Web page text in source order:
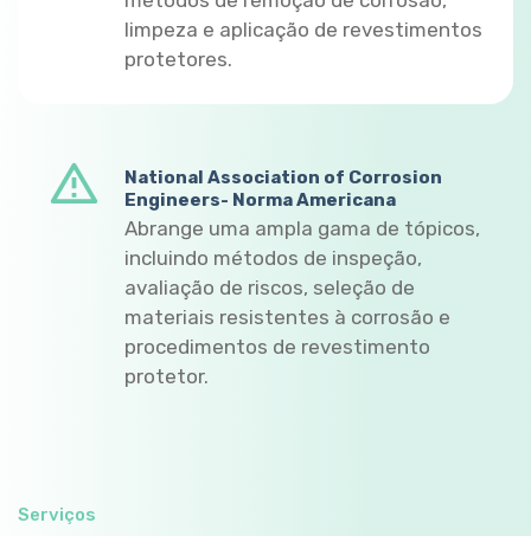
limpeza e aplicação de revestimentos
protetores.
National Association of Corrosion
Engineers- Norma Americana
Abrange uma ampla gama de tópicos,
incluindo métodos de inspeção,
avaliação de riscos, seleção de
materiais resistentes à corrosão e
procedimentos de revestimento
protetor.
Serviços